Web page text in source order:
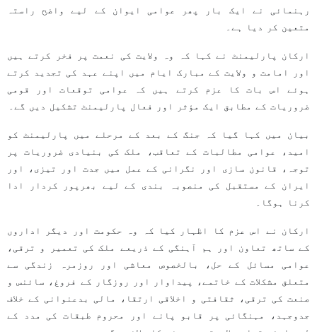
رہنمائی نے ایک بار پھر عوامی ایوان کے لیے واضح راستہ
متعین کر دیا ہے۔
ارکان پارلیمنٹ نے کہا کہ وہ ولایت کی نعمت پر فخر کرتے ہیں
اور امامت و ولایت کے مبارک ایام میں اپنے عہد کی تجدید کرتے
ہوئے اس بات کا عزم کرتے ہیں کہ عوامی توقعات اور قومی
ضروریات کے مطابق ایک مؤثر اور فعال پارلیمنٹ تشکیل دیں گے۔
بیان میں کہا گیا کہ جنگ کے بعد کے مرحلے میں پارلیمنٹ کو
امید، عوامی مطالبات کے تعاقب، ملک کی بنیادی ضروریات پر
توجہ، قانون سازی اور نگرانی کے عمل میں جدت اور تیزی، اور
ایران کے مستقبل کی منصوبہ بندی کے لیے بھرپور کردار ادا
کرنا ہوگا۔
ارکان نے اس عزم کا اظہار کیا کہ وہ حکومت اور دیگر اداروں
کے ساتھ تعاون اور ہم آہنگی کے ذریعے ملک کی تعمیر و ترقی،
عوامی مسائل کے حل، بالخصوص معاشی اور روزمرہ زندگی سے
متعلق مشکلات کے خاتمے، پیداوار اور روزگار کے فروغ، سائنس و
صنعت کی ترقی، ثقافتی و اخلاقی ارتقا، مالی بدعنوانی کے خلاف
جدوجہد، مہنگائی پر قابو پانے اور محروم طبقات کی مدد کے